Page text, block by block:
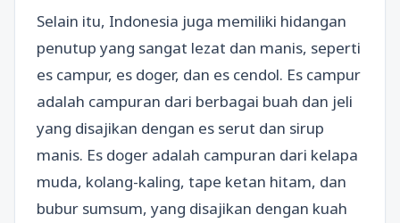
Selain itu, Indonesia juga memiliki hidangan
penutup yang sangat lezat dan manis, seperti
es campur, es doger, dan es cendol. Es campur
adalah campuran dari berbagai buah dan jeli
yang disajikan dengan es serut dan sirup
manis. Es doger adalah campuran dari kelapa
muda, kolang-kaling, tape ketan hitam, dan
bubur sumsum, yang disajikan dengan kuah